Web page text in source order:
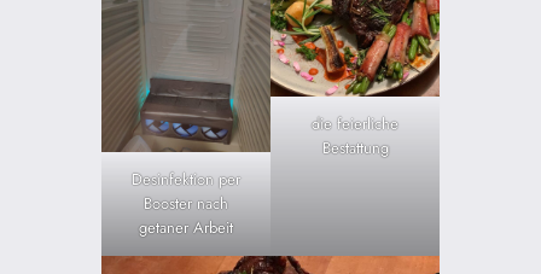
Desinfektion per
Booster nach
getaner Arbeit
die feierliche
Bestattung